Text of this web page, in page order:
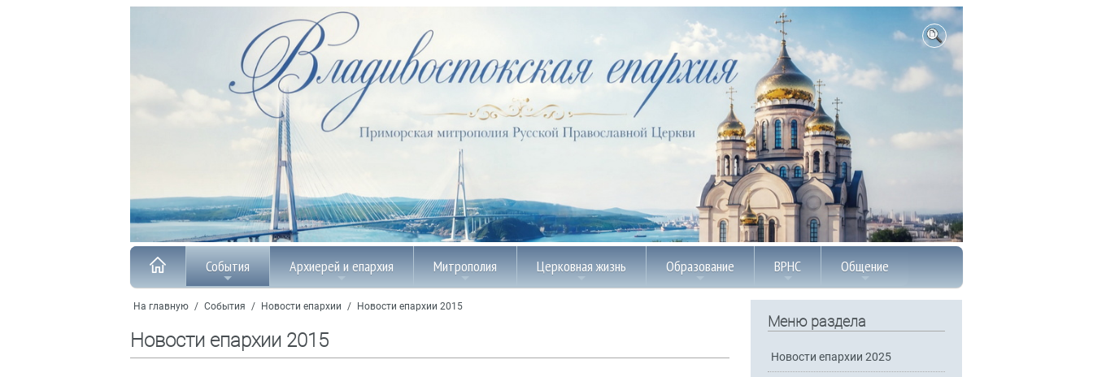
События Архиерей и епархия Митрополия Церковная жизнь Образование ВРНС Общение
На главную / События / Новости епархии / Новости епархии 2015
Новости епархии 2015
Меню раздела
Новости епархии 2025